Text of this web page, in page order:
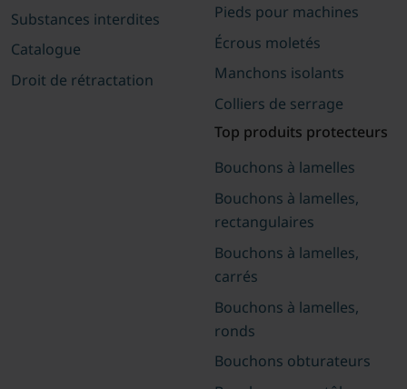
Substances interdites
Catalogue
Droit de rétractation
Pieds pour machines
Écrous moletés
Manchons isolants
Colliers de serrage
Top produits protecteurs
Bouchons à lamelles
Bouchons à lamelles,
rectangulaires
Bouchons à lamelles,
carrés
Bouchons à lamelles,
ronds
Bouchons obturateurs